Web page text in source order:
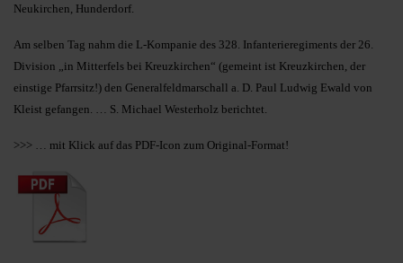
Neukirchen, Hunderdorf.
Am selben Tag nahm die L-Kompanie des 328. Infanterieregiments der 26.
Division „in Mitterfels bei Kreuzkirchen“ (gemeint ist Kreuzkirchen, der
einstige Pfarrsitz!) den Generalfeldmarschall a. D. Paul Ludwig Ewald von
Kleist gefangen. … S. Michael Westerholz berichtet.
>>> … mit Klick auf das PDF-Icon zum Original-Format!